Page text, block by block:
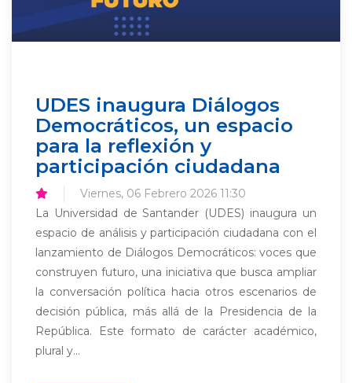
UDES inaugura Diálogos
Democráticos, un espacio
para la reflexión y
participación ciudadana
Viernes, 06 Febrero 2026 11:30
La Universidad de Santander (UDES) inaugura un
espacio de análisis y participación ciudadana con el
lanzamiento de Diálogos Democráticos: voces que
construyen futuro, una iniciativa que busca ampliar
la conversación política hacia otros escenarios de
decisión pública, más allá de la Presidencia de la
República. Este formato de carácter académico,
plural y...